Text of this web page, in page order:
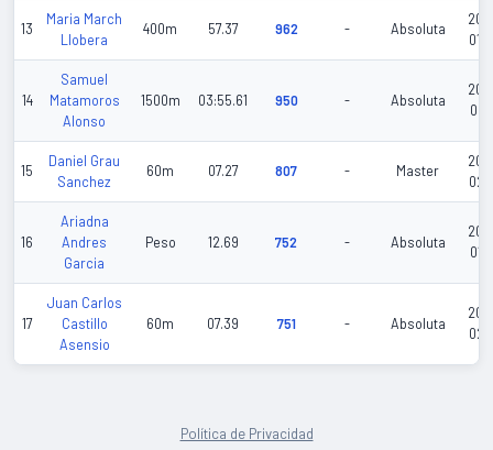
13
Maria March
Llobera
400m 57.37 962 - Absoluta
01-
14
Samuel
Matamoros
Alonso
1500m 03:55.61 950 - Absoluta
02-
15
Daniel Grau
Sanchez
60m 07.27 807 - Master
02-
16
Ariadna
Andres
Garcia
Peso 12.69 752 - Absoluta
01-
17
Juan Carlos
Castillo
Asensio
60m 07.39 751 - Absoluta
02-
Política de Privacidad